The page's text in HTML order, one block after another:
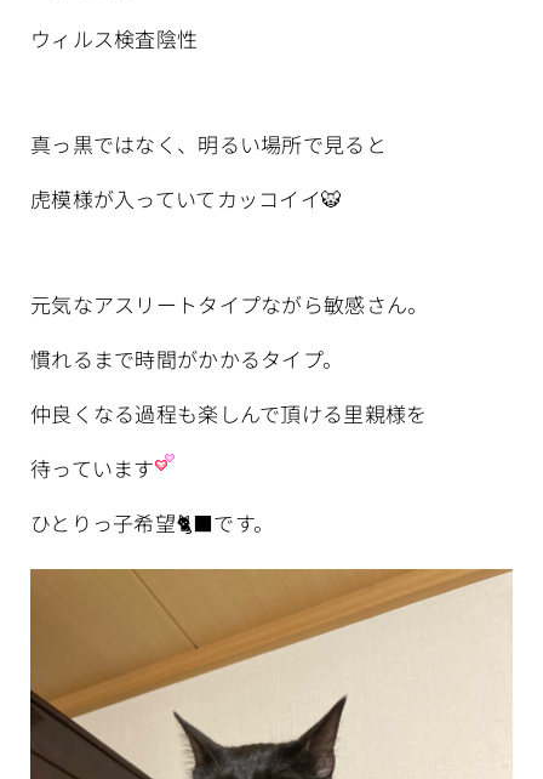
ウィルス検査陰性
真っ黒ではなく、明るい場所で見ると
虎模様が入っていてカッコイイ🐯
元気なアスリートタイプながら敏感さん。
慣れるまで時間がかかるタイプ。
仲良くなる過程も楽しんで頂ける里親様を
待っています
ひとりっ子希望🐈‍⬛です。